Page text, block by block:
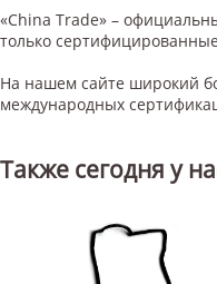
«China Trade» –
только
На нашем сайте широкий
международных
Также сегодня у